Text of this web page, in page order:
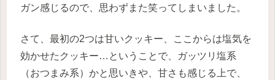
ガン感じるので、思わずまた笑ってしまいました。
さて、最初の2つは甘いクッキー、ここからは塩気を
効かせたクッキー…ということで、ガッツリ塩系
（おつまみ系）かと思いきや、甘さも感じる上で、